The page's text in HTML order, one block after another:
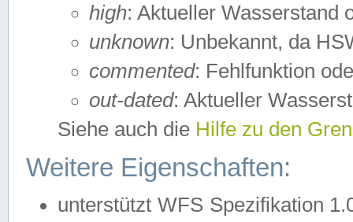
high: Aktueller Wasserstand
unknown: Unbekannt, da
commented: Fehlfunktion
out-dated: Aktueller
Siehe auch die Hilfe zu den
Weitere Eigenschaften:
unterstützt WFS Spezifikation